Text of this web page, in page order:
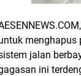
menghapus
jalan
ini